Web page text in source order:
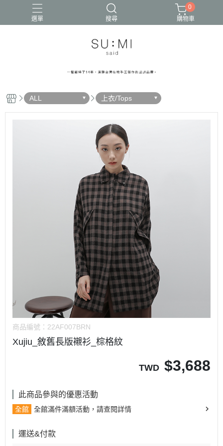
選單 搜尋
0
購物車
ALL 上衣/Tops
商品編號： 22AF007BRN
Xujiu_敘舊長版襯衫_棕格紋
TWD $3,688
此商品參與的優惠活動
全館 全館滿件滿額活動，請查閱詳情
運送&付款